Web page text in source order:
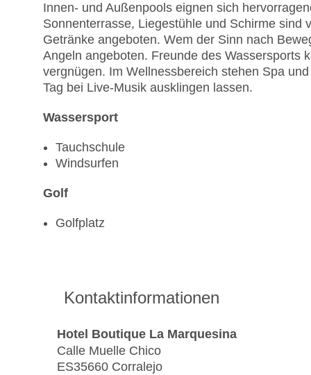
Innen- und Außenpools eignen sich
Sonnenterrasse, Liegestühle und Schirme sind
Getränke angeboten. Wem der Sinn nach
Angeln angeboten. Freunde des Wassersports
vergnügen. Im Wellnessbereich stehen Spa
Tag bei Live-Musik ausklingen lassen.
Wassersport
Tauchschule
Windsurfen
Golf
Golfplatz
Kontaktinformationen
Hotel Boutique La Marquesina
Calle Muelle Chico
ES35660 Corralejo